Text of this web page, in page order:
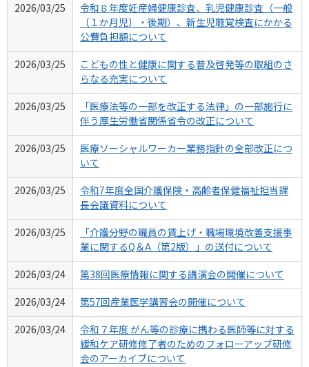
2026/03/25
令和８年度妊産婦健康診査、乳児健康診査（一般
〔１か月児〕・後期）、新生児聴覚検査にかかる
公費負担額について
2026/03/25
こどもの性と健康に関する普及啓発等の取組のさ
らなる充実について
2026/03/25
「医療法等の一部を改正する法律」の一部施行に
伴う厚生労働省関係省令の改正について
2026/03/25
医療ソーシャルワーカー業務指針の全部改正につ
いて
2026/03/25
令和7年度全国介護保険・高齢者保健福祉担当課
長会議資料について
2026/03/25
「介護分野の職員の賃上げ・職場環境改善支援事
業に関するQ＆A（第2版）」の送付について
2026/03/24
第38回医療情報に関する講演会の開催について
2026/03/24
第57回産業医学講習会の開催について
2026/03/24
令和７年度 がん等の診療に携わる医師等に対する
緩和ケア研修修了者のためのフォローアップ研修
会のアーカイブについて